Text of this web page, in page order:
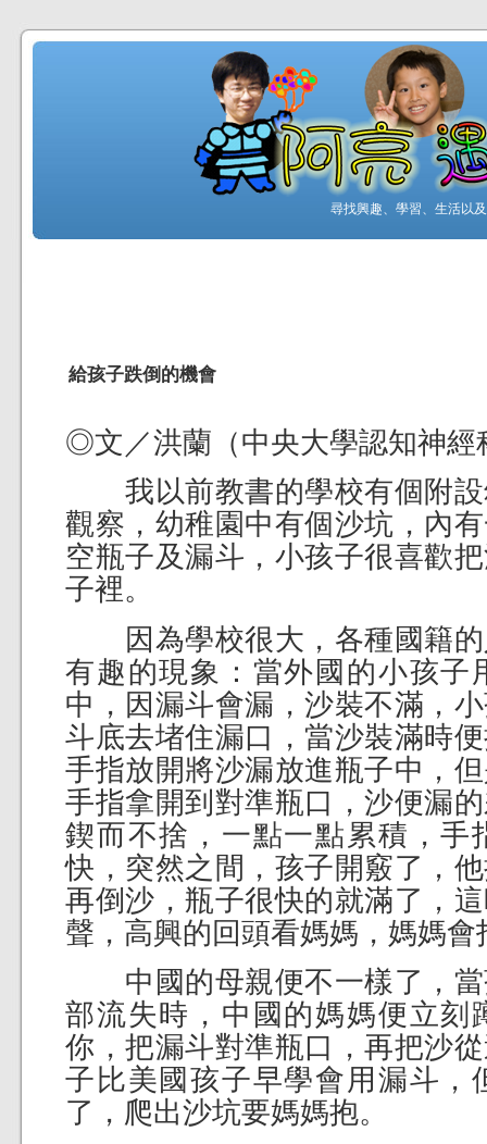
尋找興趣、學習、生活以
給孩子跌倒的機會
◎文／洪蘭（中央大學認知神經
我以前教書的學校有個附設
觀察，幼稚園中有個沙坑，內
空瓶子及漏斗，小孩子很喜歡
子裡。
因為學校很大，各種國籍的
有趣的現象：當外國的小孩子
中，因漏斗會漏，沙裝不滿，
斗底去堵住漏口，當沙裝滿時
手指放開將沙漏放進瓶子中，
手指拿開到對準瓶口，沙便漏
鍥而不捨，一點一點累積，手
快，突然之間，孩子開竅了，
再倒沙，瓶子很快的就滿了，
聲，高興的回頭看媽媽，媽媽
中國的母親便不一樣了，當
部流失時，中國的媽媽便立刻
你，把漏斗對準瓶口，再把沙
子比美國孩子早學會用漏斗，
了，爬出沙坑要媽媽抱。